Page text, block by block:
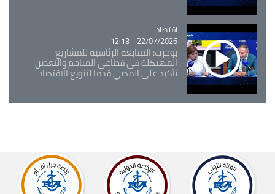
Catégorie
اقتصاد
22/07/2026 - 12:13
بوحرب: المتابعة الرئاسية للمشاريع
المهيكلة في قطاعي المناجم والتعدين
تأكيد على المضي قدما لتنويع الاقتصاد